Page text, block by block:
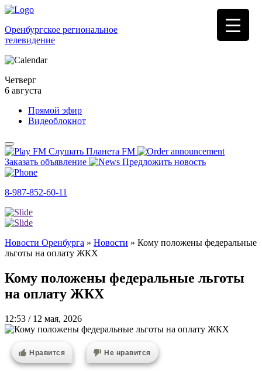
Оренбургское региональное
телевидение
Четверг
6 августа
Прямой эфир
Видеоблокнот
Слушать Планета FM
Заказать объявление
Предложить новость
8-987-852-60-11
Новости Оренбурга » Новости » Кому положены федеральные
льготы на оплату ЖКХ
Кому положены федеральные льготы
на оплату ЖКХ
12:53 / 12 мая, 2026
Нравится Не нравится